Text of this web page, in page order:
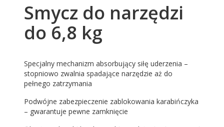
Smycz do narzędzi
do 6,8 kg
Specjalny mechanizm absorbujący siłę uderzenia –
stopniowo zwalnia spadające narzędzie aż do
pełnego zatrzymania
Podwójne zabezpieczenie zablokowania karabińczyka
– gwarantuje pewne zamknięcie